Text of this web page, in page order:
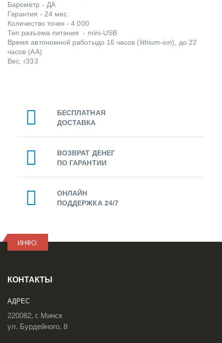
Барометр - ДА
Гарантия - 24 мес.
Количество точек -4 000
Тип разъема питания - mini-USB
Время автономной работыдо 16 часов (lithium-ion), до 22
часов (AA)
Вес, г333
БЕСПЛАТНАЯ
ДОСТАВКА
ВОЗВРАТ ДЕНЕГ
ПО ГАРАНТИИ
ОНЛАЙН
ПОДДЕРЖКА 24/7
ИНФО:
КОНТАКТЫ
АДРЕС
220082, г. Минск
ул. Бурдейного, 8